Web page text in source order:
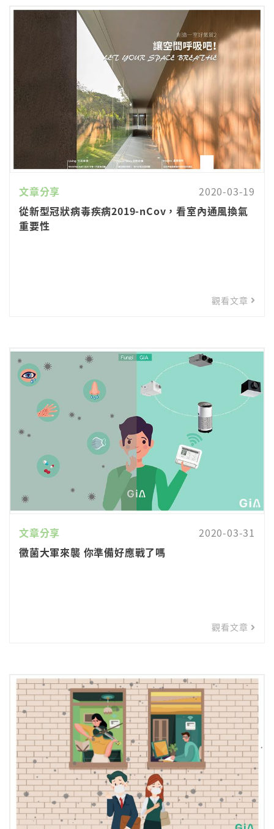
文章分享
2020-03-19
從新型冠狀病毒疾病2019-nCov，看室內通風換氣
重要性
觀看文章
文章分享
2020-03-31
黴菌大軍來襲 你準備好應戰了嗎
觀看文章